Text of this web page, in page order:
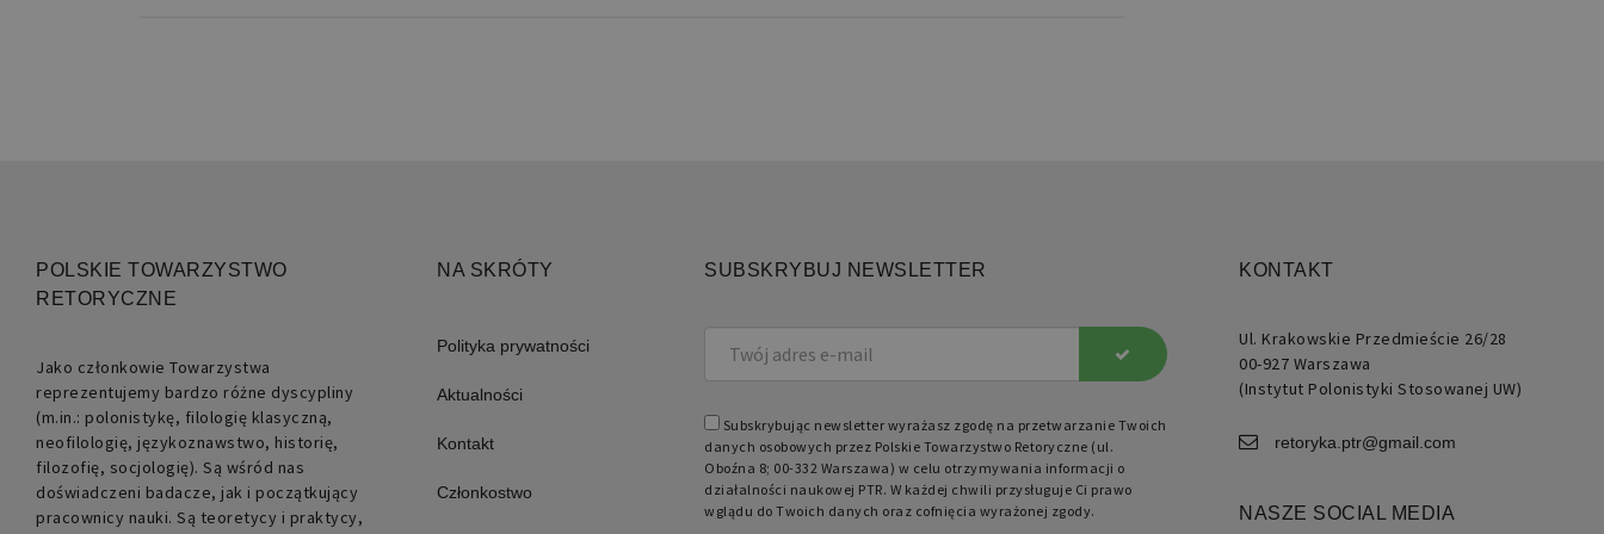
POLSKIE TOWARZYSTWO
RETORYCZNE
Jako członkowie Towarzystwa
reprezentujemy bardzo różne dyscypliny
(m.in.: polonistykę, filologię klasyczną,
neofilologię, językoznawstwo, historię,
filozofię, socjologię). Są wśród nas
doświadczeni badacze, jak i początkujący
pracownicy nauki. Są teoretycy i praktycy,
NA SKRÓTY
Polityka prywatności
Aktualności
Kontakt
Członkostwo
SUBSKRYBUJ NEWSLETTER
Subskrybując newsletter wyrażasz zgodę na przetwarzanie Twoich
danych osobowych przez Polskie Towarzystwo Retoryczne (ul.
Oboźna 8; 00-332 Warszawa) w celu otrzymywania informacji o
działalności naukowej PTR. W każdej chwili przysługuje Ci prawo
wglądu do Twoich danych oraz cofnięcia wyrażonej zgody.
KONTAKT
Ul. Krakowskie Przedmieście 26/28
00-927 Warszawa
(Instytut Polonistyki Stosowanej UW)
retoryka.ptr@gmail.com
NASZE SOCIAL MEDIA
pll_language
1 rok